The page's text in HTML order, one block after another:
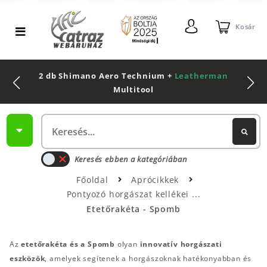
Kosár
2 db Shimano Aero Technium + Leatherman
Multitool
Keresés ebben a kategóriában
Főoldal
Aprócikkek
Pontyozó horgászat kellékei
Etetőrakéta - Spomb
Az etetőrakéta és a Spomb olyan innovatív horgászati
eszközök, amelyek segítenek a horgászoknak hatékonyabban és